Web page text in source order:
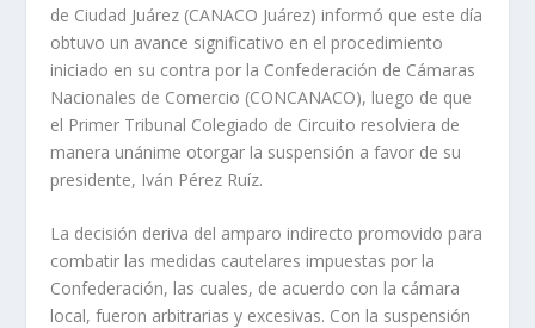
de Ciudad Juárez (CANACO Juárez) informó que este día
obtuvo un avance significativo en el procedimiento
iniciado en su contra por la Confederación de Cámaras
Nacionales de Comercio (CONCANACO), luego de que
el Primer Tribunal Colegiado de Circuito resolviera de
manera unánime otorgar la suspensión a favor de su
presidente, Iván Pérez Ruíz.
La decisión deriva del amparo indirecto promovido para
combatir las medidas cautelares impuestas por la
Confederación, las cuales, de acuerdo con la cámara
local, fueron arbitrarias y excesivas. Con la suspensión